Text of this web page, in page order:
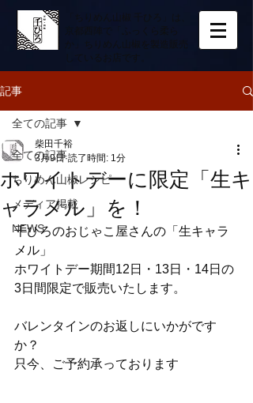
「ちりめん山椒 千ひろ」は、
京都西陣で「ふっくら柔ら
か」ちりめん山椒を製造販売
しているお店です。
記事
全ての記事
ちりめん山椒レシピ
メディア掲載
NEWS
全ての記事
ホワイトデーに限定「生キ
ャラメル」を！
柴田千裕
3月9日 読了時間: 1分
千ひろのおじゃこ屋さんの「生キャラ
メル」
ホワイトデー期間12日・13日・14日の
3日間限定で販売いたします。
バレンタインのお返しにいかがです
か？
只今、ご予約承っております